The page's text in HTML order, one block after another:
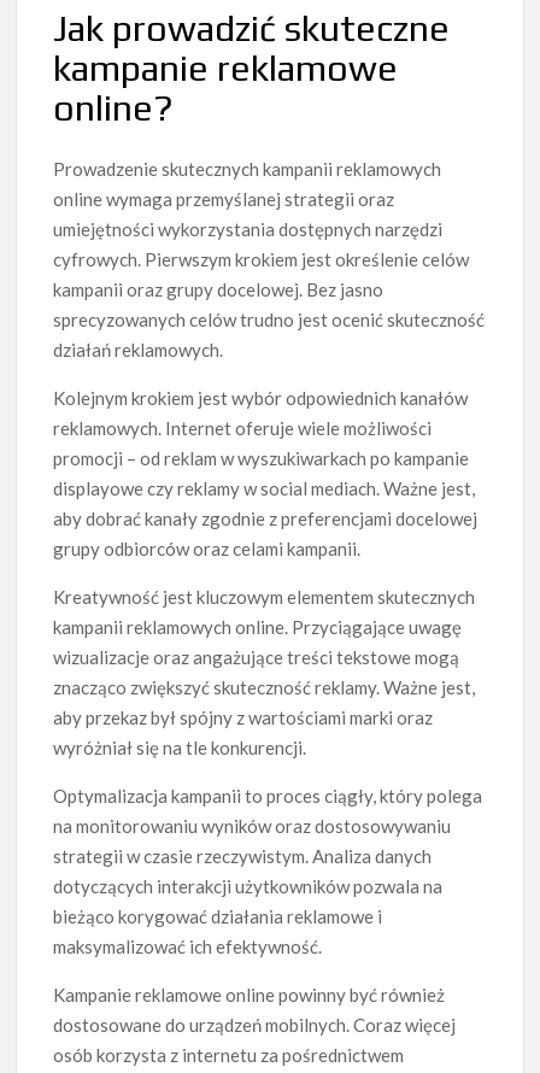
Jak prowadzić skuteczne
kampanie reklamowe
online?
Prowadzenie skutecznych kampanii reklamowych
online wymaga przemyślanej strategii oraz
umiejętności wykorzystania dostępnych narzędzi
cyfrowych. Pierwszym krokiem jest określenie celów
kampanii oraz grupy docelowej. Bez jasno
sprecyzowanych celów trudno jest ocenić skuteczność
działań reklamowych.
Kolejnym krokiem jest wybór odpowiednich kanałów
reklamowych. Internet oferuje wiele możliwości
promocji – od reklam w wyszukiwarkach po kampanie
displayowe czy reklamy w social mediach. Ważne jest,
aby dobrać kanały zgodnie z preferencjami docelowej
grupy odbiorców oraz celami kampanii.
Kreatywność jest kluczowym elementem skutecznych
kampanii reklamowych online. Przyciągające uwagę
wizualizacje oraz angażujące treści tekstowe mogą
znacząco zwiększyć skuteczność reklamy. Ważne jest,
aby przekaz był spójny z wartościami marki oraz
wyróżniał się na tle konkurencji.
Optymalizacja kampanii to proces ciągły, który polega
na monitorowaniu wyników oraz dostosowywaniu
strategii w czasie rzeczywistym. Analiza danych
dotyczących interakcji użytkowników pozwala na
bieżąco korygować działania reklamowe i
maksymalizować ich efektywność.
Kampanie reklamowe online powinny być również
dostosowane do urządzeń mobilnych. Coraz więcej
osób korzysta z internetu za pośrednictwem